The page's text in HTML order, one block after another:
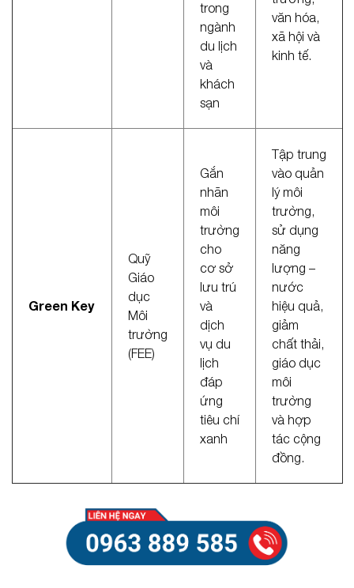
trong
ngành
du lịch
và
khách
sạn
văn hóa,
xã hội và
kinh tế.
Green Key
Quỹ
Giáo
dục
Môi
trường
(FEE)
Gắn
nhãn
môi
trường
cho
cơ sở
lưu trú
và
dịch
vụ du
lịch
đáp
ứng
tiêu chí
xanh
Tập trung
vào quản
lý môi
trường,
sử dụng
năng
lượng –
nước
hiệu quả,
giảm
chất thải,
giáo dục
môi
trường
và hợp
tác cộng
đồng.